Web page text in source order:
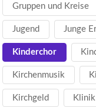
Gruppen und Kreise
Jugend Junge
Kinderchor
Kirchenmusik
Kirchgeld Klinik